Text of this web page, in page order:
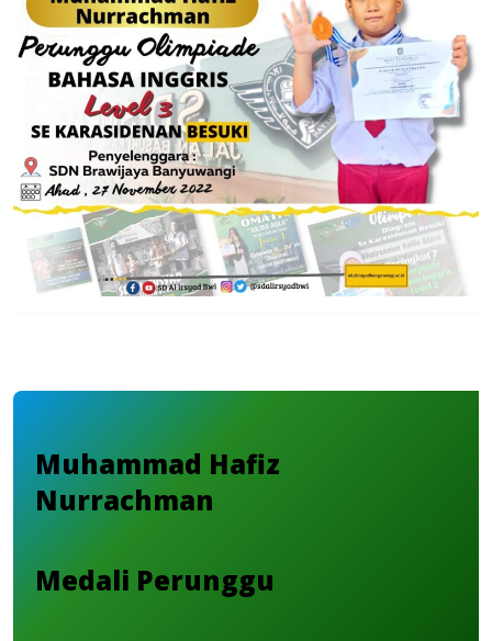
Muhammad Hafiz
Nurrachman
Medali Perunggu